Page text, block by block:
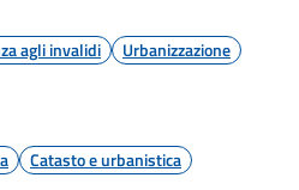
agli invalidi Urbanizzazione
Catasto e urbanistica